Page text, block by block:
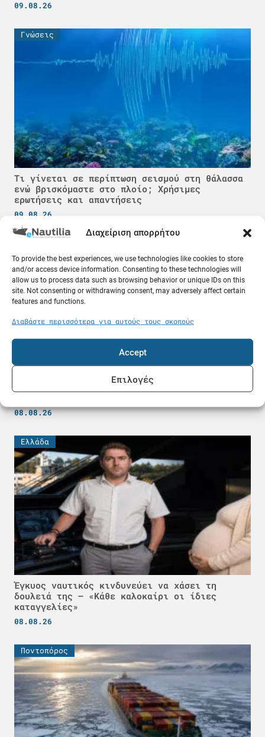
Διαχείριση απορρήτου
To provide the best experiences, we use technologies like cookies to store
and/or access device information. Consenting to these technologies will
allow us to process data such as browsing behavior or unique IDs on this
site. Not consenting or withdrawing consent, may adversely affect certain
features and functions.
Διαβάστε περισσότερα για αυτούς τους σκοπούς
Accept
Επιλογές
09.08.26
Γνώσεις
Τι γίνεται σε περίπτωση σεισμού στη θάλασσα
ενώ βρισκόμαστε στο πλοίο; Χρήσιμες
ερωτήσεις και απαντήσεις
09.08.26
Δεξαμενόπλοιο VLCC πήρε 25 εκατ. δολάρια για
08.08.26
Ελλάδα
Έγκυος ναυτικός κινδυνεύει να χάσει τη
δουλειά της – «Κάθε καλοκαίρι οι ίδιες
καταγγελίες»
08.08.26
Ποντοπόρος